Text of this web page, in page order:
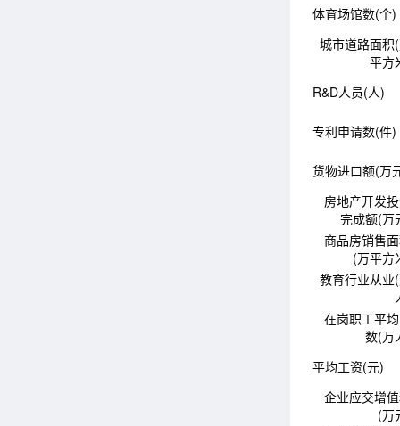
体育场馆数(个)
城市道路面积
平方
R&D人员(人)
专利申请数(件)
货物进口额(万
房地产开发
完成额(万
商品房销售
(万平方
教育行业从业
在岗职工平
数(万
平均工资(元)
企业应交增
(万